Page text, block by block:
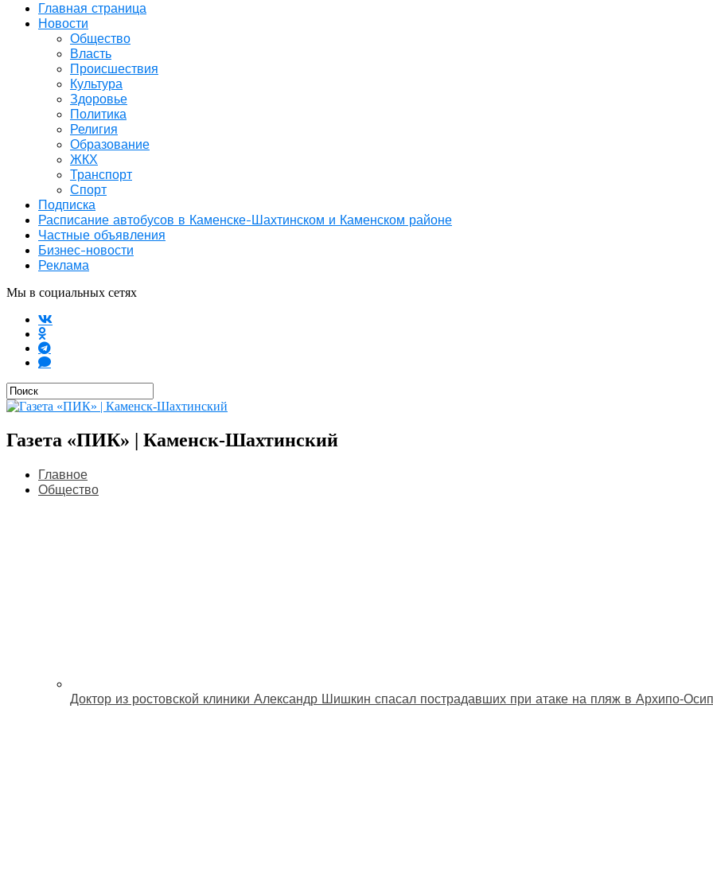
Главная страница
Новости
Общество
Власть
Происшествия
Культура
Здоровье
Политика
Религия
Образование
ЖКХ
Транспорт
Спорт
Подписка
Расписание автобусов в Каменске-Шахтинском и Каменском районе
Частные объявления
Бизнес-новости
Реклама
Мы в социальных сетях
Газета «ПИК» | Каменск-Шахтинский
Главное
Общество
Доктор из ростовской клиники Александр Шишкин спасал пострадавших при атаке на пляж в